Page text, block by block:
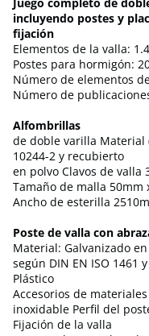
incluyendo postes y
fijación
Elementos de la valla:
Postes para hormigón:
Número de elementos
Número de
Alfombrillas
de doble varilla Material
10244-2 y recubierto
en polvo Clavos de valla
Tamaño de malla 50mm
Ancho de esterilla
Poste de valla con
Material: Galvanizado
según DIN EN ISO 1461
Plástico
Accesorios de
inoxidable Perfil del
Fijación de la valla